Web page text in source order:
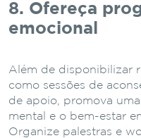
8. Ofereça
emocional
Além de disponibilizar
como sessões de
de apoio, promova
mental e o bem-estar
Organize palestras e